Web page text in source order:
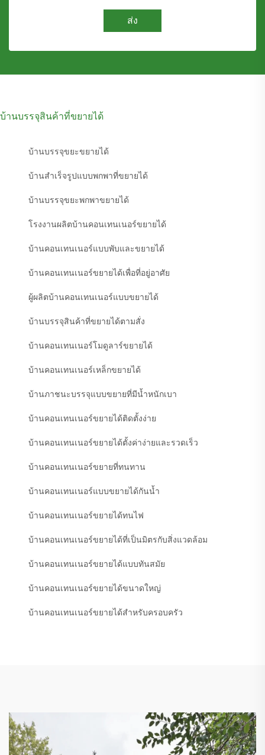
ส่ง
บ้านบรรจุสินค้าที่ขยายได้
บ้านบรรจุขยะขยายได้
บ้านสำเร็จรูปแบบพกพาที่ขยายได้
บ้านบรรจุขยะพกพาขยายได้
โรงงานผลิตบ้านคอนเทนเนอร์ขยายได้
บ้านคอนเทนเนอร์แบบพับและขยายได้
บ้านคอนเทนเนอร์ขยายได้เพื่อที่อยู่อาศัย
ผู้ผลิตบ้านคอนเทนเนอร์แบบขยายได้
บ้านบรรจุสินค้าที่ขยายได้ตามสั่ง
บ้านคอนเทนเนอร์โมดูลาร์ขยายได้
บ้านคอนเทนเนอร์เหล็กขยายได้
บ้านภาชนะบรรจุแบบขยายที่มีน้ำหนักเบา
บ้านคอนเทนเนอร์ขยายได้ติดตั้งง่าย
บ้านคอนเทนเนอร์ขยายได้ตั้งค่าง่ายและรวดเร็ว
บ้านคอนเทนเนอร์ขยายที่ทนทาน
บ้านคอนเทนเนอร์แบบขยายได้กันน้ำ
บ้านคอนเทนเนอร์ขยายได้ทนไฟ
บ้านคอนเทนเนอร์ขยายได้ที่เป็นมิตรกับสิ่งแวดล้อม
บ้านคอนเทนเนอร์ขยายได้แบบทันสมัย
บ้านคอนเทนเนอร์ขยายได้ขนาดใหญ่
บ้านคอนเทนเนอร์ขยายได้สำหรับครอบครัว